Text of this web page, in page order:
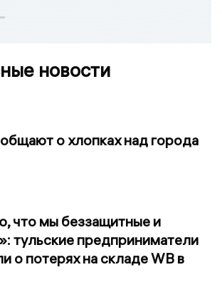
новости
о хлопках над города
что мы беззащитные и
тульские предприниматели
о потерях на складе WB в